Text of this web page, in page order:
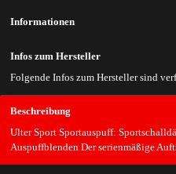
Beschreibung
Ulter Sport Sportauspuff:
Auspuffblenden Der serienmäßige
Informationen
Infos zum Hersteller
Folgende Infos zum Hersteller sind